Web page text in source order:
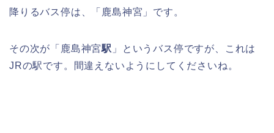
降りるバス停は、「鹿島神宮」です。
その次が「鹿島神宮駅 」というバス停ですが、これは
JRの駅です。間違えないようにしてくださいね。